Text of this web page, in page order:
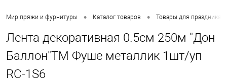
Мир пряжи и фурнитуры • Каталог товаров • Товары для праздника.
Лента декоративная 0.5см 250м "Дон
Баллон"ТМ Фуше металлик 1шт/уп
RC-1S6